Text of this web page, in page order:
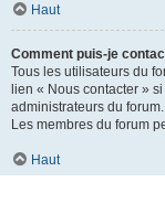
Haut
Comment puis-je
Tous les utilisateurs du
lien « Nous contacter »
administrateurs du forum.
Les membres du forum
Haut